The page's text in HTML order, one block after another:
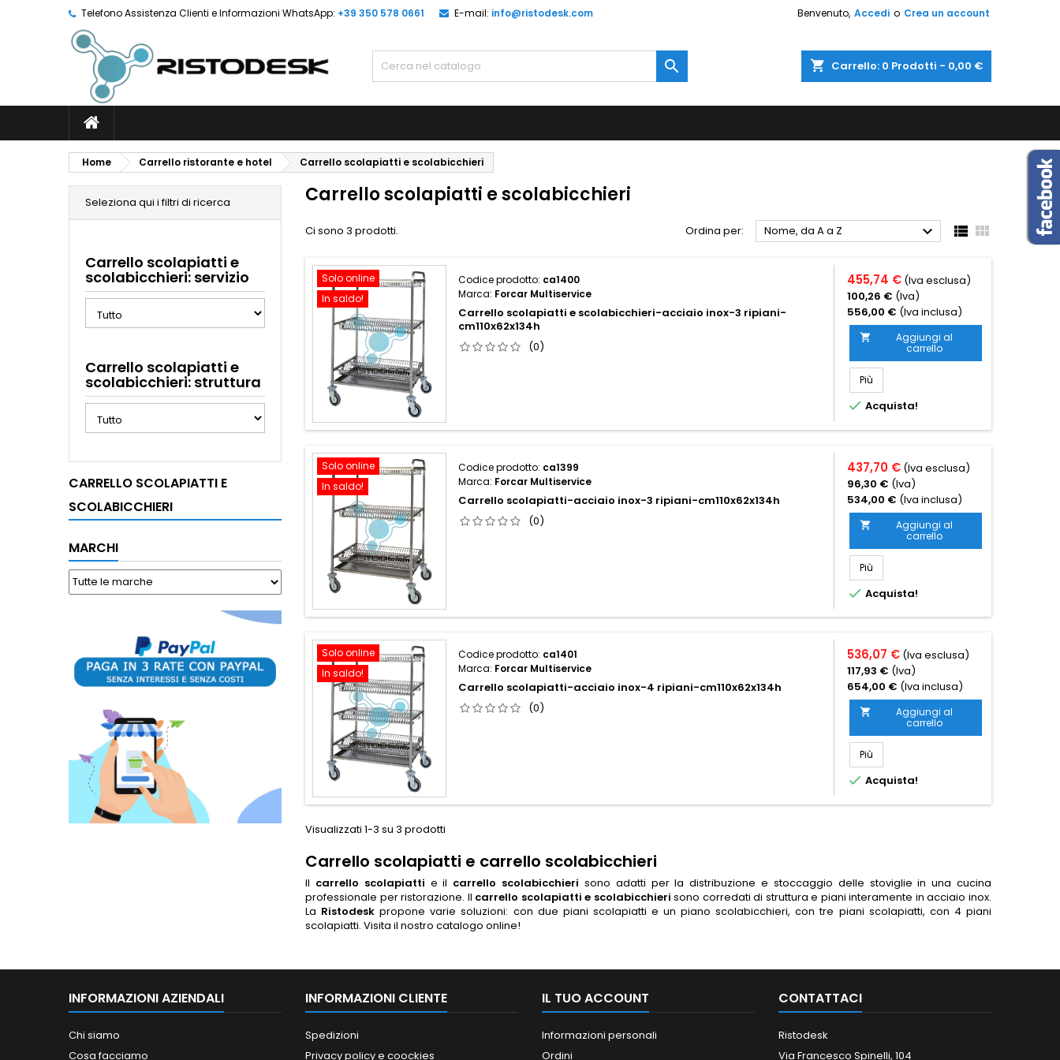
Telefono Assistenza Clienti e Informazioni WhatsApp: +39 350 578 0661 E-mail: info@ristodesk.com Benvenuto, Accedi o Crea un account
shopping_cart Carrello: 0 Prodotti - 0,00 €

Home Carrello ristorante e hotel Carrello scolapiatti e scolabicchieri
Seleziona qui i filtri di ricerca
Carrello scolapiatti e
scolabicchieri: servizio
Carrello scolapiatti e
scolabicchieri: struttura
CARRELLO SCOLAPIATTI E
SCOLABICCHIERI
MARCHI
Carrello scolapiatti e scolabicchieri
Ci sono 3 prodotti. Ordina per: Nome, da A a Z   
Solo online
In saldo!
Codice prodotto: ca1400
Marca: Forcar Multiservice
Carrello scolapiatti e scolabicchieri-acciaio inox-3 ripiani-
cm110x62x134h
(0)
455,74 € (Iva esclusa)
100,26 € (Iva)
556,00 € (Iva inclusa)

Aggiungi al
carrello
Più
 Acquista!
Solo online
In saldo!
Codice prodotto: ca1399
Marca: Forcar Multiservice
Carrello scolapiatti-acciaio inox-3 ripiani-cm110x62x134h
(0)
437,70 € (Iva esclusa)
96,30 € (Iva)
534,00 € (Iva inclusa)

Aggiungi al
carrello
Più
 Acquista!
Solo online
In saldo!
Codice prodotto: ca1401
Marca: Forcar Multiservice
Carrello scolapiatti-acciaio inox-4 ripiani-cm110x62x134h
(0)
536,07 € (Iva esclusa)
117,93 € (Iva)
654,00 € (Iva inclusa)

Aggiungi al
carrello
Più
 Acquista!
Visualizzati 1-3 su 3 prodotti
Carrello scolapiatti e carrello scolabicchieri
Il carrello scolapiatti e il carrello scolabicchieri sono adatti per la distribuzione e stoccaggio delle stoviglie in una cucina
professionale per ristorazione. Il carrello scolapiatti e scolabicchieri sono corredati di struttura e piani interamente in acciaio inox.
La Ristodesk propone varie soluzioni: con due piani scolapiatti e un piano scolabicchieri, con tre piani scolapiatti, con 4 piani
scolapiatti. Visita il nostro catalogo online!
INFORMAZIONI AZIENDALI
Chi siamo
Cosa facciamo
INFORMAZIONI CLIENTE
Spedizioni
Privacy policy e coockies
IL TUO ACCOUNT
Informazioni personali
Ordini
CONTATTACI
Ristodesk
Via Francesco Spinelli, 104